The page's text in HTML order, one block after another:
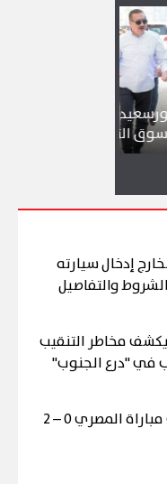
العمل
إدخال سيارته
والتفاصيل
مخاطر التنقيب
في "درع الجنوب"
شاهد فيديو أهداف مباراة المصري 0 – 2